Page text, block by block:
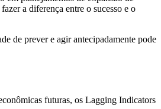
a diferença entre o sucesso e o
de prever e agir antecipadamente pode
futuras, os Lagging Indicators